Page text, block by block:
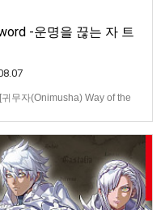
-운명을 끊는 자 트
무자(Onimusha) Way of the